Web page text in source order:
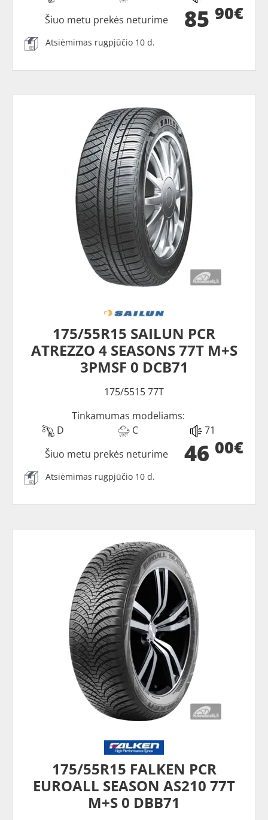
85 90€
Šiuo metu prekės neturime
Atsiėmimas rugpjūčio 10 d.
175/55R15 SAILUN PCR
ATREZZO 4 SEASONS 77T M+S
3PMSF 0 DCB71
175/5515 77T
Tinkamumas modeliams:
D
C 71
46 00€
Šiuo metu prekės neturime
Atsiėmimas rugpjūčio 10 d.
175/55R15 FALKEN PCR
EUROALL SEASON AS210 77T
M+S 0 DBB71